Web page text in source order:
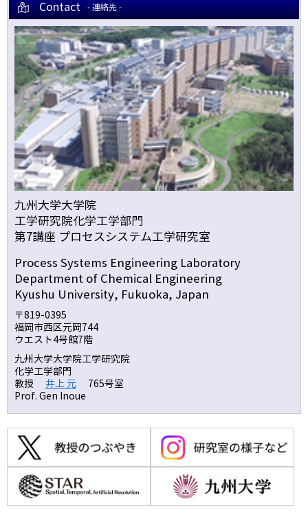
Contact - 連絡先 -
九州大学大学院
工学研究院化学工学部門
第7講座 プロセスシステム工学研究室
Process Systems Engineering Laboratory
Department of Chemical Engineering
Kyushu University, Fukuoka, Japan
〒819-0395
福岡市西区元岡744
ウエスト4号館7階
九州大学大学院工学研究院
化学工学部門
教授 井上 元 765号室
Prof. Gen Inoue